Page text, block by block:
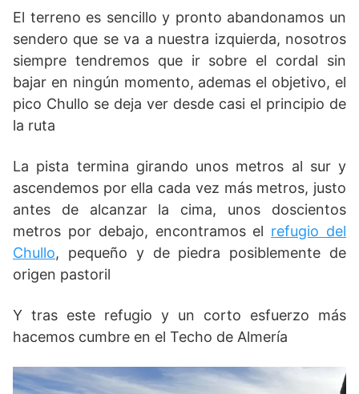
El terreno es sencillo y pronto abandonamos un
sendero que se va a nuestra izquierda, nosotros
siempre tendremos que ir sobre el cordal sin
bajar en ningún momento, ademas el objetivo, el
pico Chullo se deja ver desde casi el principio de
la ruta
La pista termina girando unos metros al sur y
ascendemos por ella cada vez más metros, justo
antes de alcanzar la cima, unos doscientos
metros por debajo, encontramos el refugio del
Chullo, pequeño y de piedra posiblemente de
origen pastoril
Y tras este refugio y un corto esfuerzo más
hacemos cumbre en el Techo de Almería